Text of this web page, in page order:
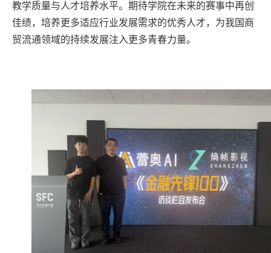
教学质量与人才培养水平。期待学院在未来的赛事中再创
佳绩，培养更多适应行业发展需求的优秀人才，为我国商
贸流通领域的持续发展注入更多青春力量。